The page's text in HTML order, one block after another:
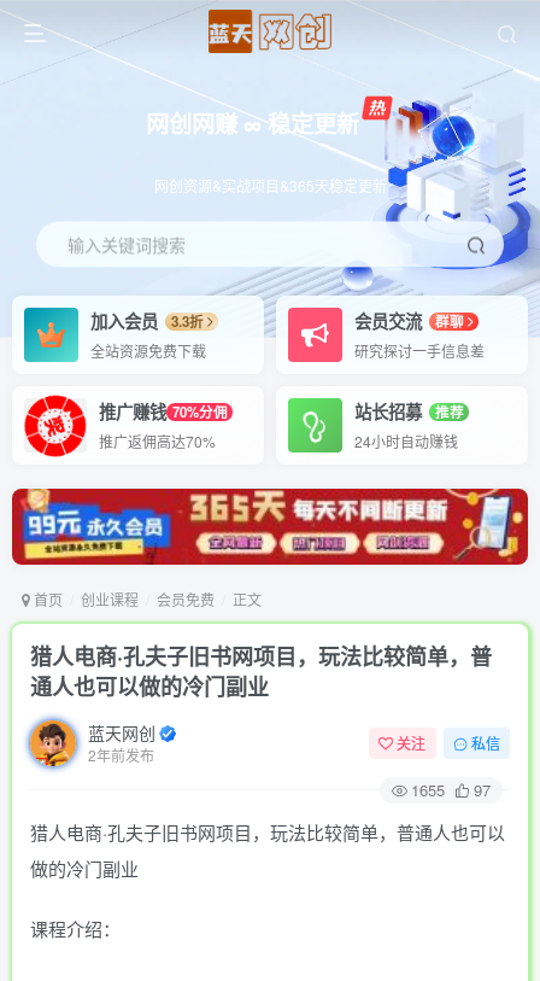
网创网赚 ∞ 稳定更新
网创资源&实战项目&365天稳定更新
输入关键词搜索
加入会员
3.3折
全站资源免费下载
会员交流
群聊
研究探讨一手信息差
推广赚钱 70%分佣
推广返佣高达70%
站长招募
推荐
24小时自动赚钱
首页 创业课程 会员免费 正文
猎人电商·孔夫子旧书网项目，玩法比较简单，普
通人也可以做的冷门副业
蓝天网创
2年前发布
关注 私信
1655 97
猎人电商·孔夫子旧书网项目，玩法比较简单，普通人也可以
做的冷门副业
课程介绍：